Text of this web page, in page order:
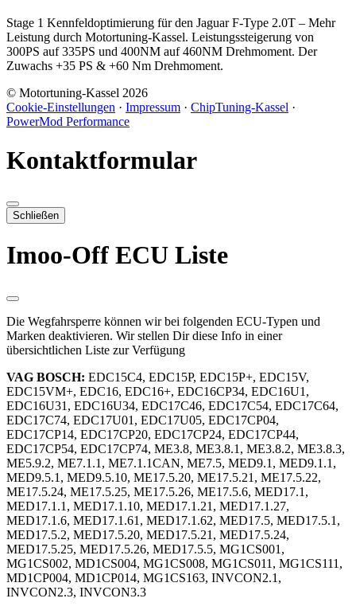
Stage 1 Kennfeldoptimierung für den Jaguar F-Type 2.0T – Mehr
Leistung durch Motortuning-Kassel. Leistungssteigerung von
300PS auf 335PS und 400NM auf 460NM Drehmoment. Der
Zuwachs +35 PS & +60 Nm Drehmoment.
© Motortuning-Kassel 2026
Cookie-Einstellungen · Impressum · ChipTuning-Kassel ·
PowerMod Performance
Kontaktformular
Schließen
Imoo-Off ECU Liste
Die Wegfahrsperre können wir bei folgenden ECU-Typen und
Marken deaktivieren. Wir stellen Dir diese Info in einer
übersichtlichen Liste zur Verfügung
VAG BOSCH: EDC15C4, EDC15P, EDC15P+, EDC15V,
EDC15VM+, EDC16, EDC16+, EDC16CP34, EDC16U1,
EDC16U31, EDC16U34, EDC17C46, EDC17C54, EDC17C64,
EDC17C74, EDC17U01, EDC17U05, EDC17CP04,
EDC17CP14, EDC17CP20, EDC17CP24, EDC17CP44,
EDC17CP54, EDC17CP74, ME3.8, ME3.8.1, ME3.8.2, ME3.8.3,
ME5.9.2, ME7.1.1, ME7.1.1CAN, ME7.5, MED9.1, MED9.1.1,
MED9.5.1, MED9.5.10, ME17.5.20, ME17.5.21, ME17.5.22,
ME17.5.24, ME17.5.25, ME17.5.26, ME17.5.6, MED17.1,
MED17.1.1, MED17.1.10, MED17.1.21, MED17.1.27,
MED17.1.6, MED17.1.61, MED17.1.62, MED17.5, MED17.5.1,
MED17.5.2, MED17.5.20, MED17.5.21, MED17.5.24,
MED17.5.25, MED17.5.26, MED17.5.5, MG1CS001,
MG1CS002, MD1CS004, MG1CS008, MG1CS011, MG1CS111,
MD1CP004, MD1CP014, MG1CS163, INVCON2.1,
INVCON2.3, INVCON3.3